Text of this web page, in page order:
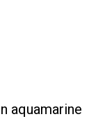
aquamarine